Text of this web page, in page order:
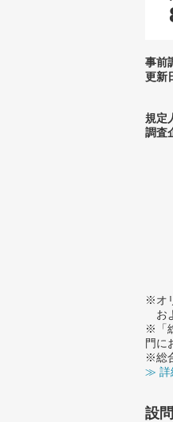
事前
更新
規定
調査
※オ
お
※「
門に
※総
≫ 詳
設